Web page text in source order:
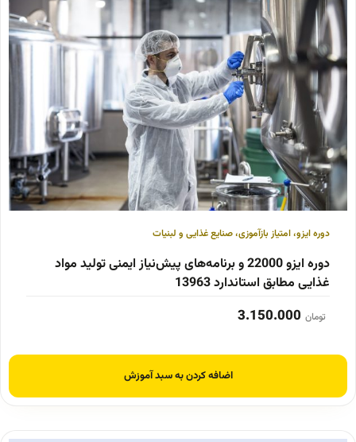
دوره ایزو،امتیاز بازآموزی،صنایع غذایی و لبنیات
دوره ایزو 22000 و برنامه‌های پیش‌نیاز ایمنی تولید مواد
غذایی مطابق استاندارد 13963
تومان 3.150.000
اضافه کردن به سبد آموزش